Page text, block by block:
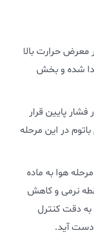
معرض حرارت بالا
شده و بخش
پایین قرار
در این مرحله
هوا به ماده
نرمی و کاهش
دقت کنترل